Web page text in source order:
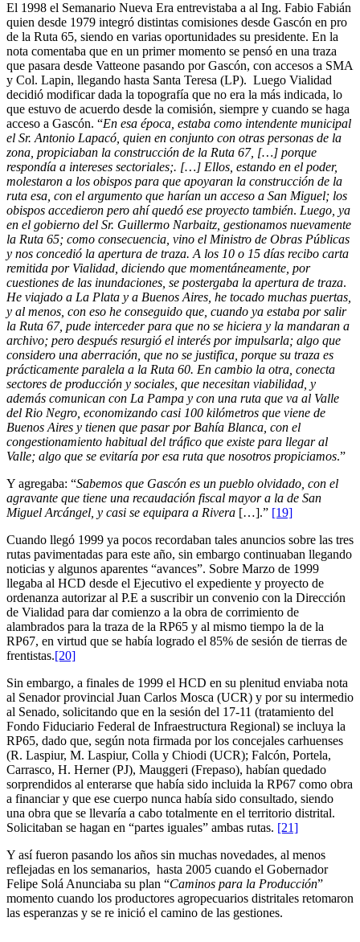
El 1998 el Semanario Nueva Era entrevistaba a al Ing. Fabio Fabián
quien desde 1979 integró distintas comisiones desde Gascón en pro
de la Ruta 65, siendo en varias oportunidades su presidente. En la
nota comentaba que en un primer momento se pensó en una traza
que pasara desde Vatteone pasando por Gascón, con accesos a SMA
y Col. Lapin, llegando hasta Santa Teresa (LP). Luego Vialidad
decidió modificar dada la topografía que no era la más indicada, lo
que estuvo de acuerdo desde la comisión, siempre y cuando se haga
acceso a Gascón. “En esa época, estaba como intendente municipal
el Sr. Antonio Lapacó, quien en conjunto con otras personas de la
zona, propiciaban la construcción de la Ruta 67, […] porque
respondía a intereses sectoriales;. […] Ellos, estando en el poder,
molestaron a los obispos para que apoyaran la construcción de la
ruta esa, con el argumento que harían un acceso a San Miguel; los
obispos accedieron pero ahí quedó ese proyecto también. Luego, ya
en el gobierno del Sr. Guillermo Narbaitz, gestionamos nuevamente
la Ruta 65; como consecuencia, vino el Ministro de Obras Públicas
y nos concedió la apertura de traza. A los 10 o 15 días recibo carta
remitida por Vialidad, diciendo que momentáneamente, por
cuestiones de las inundaciones, se postergaba la apertura de traza.
He viajado a La Plata y a Buenos Aires, he tocado muchas puertas,
y al menos, con eso he conseguido que, cuando ya estaba por salir
la Ruta 67, pude interceder para que no se hiciera y la mandaran a
archivo; pero después resurgió el interés por impulsarla; algo que
considero una aberración, que no se justifica, porque su traza es
prácticamente paralela a la Ruta 60. En cambio la otra, conecta
sectores de producción y sociales, que necesitan viabilidad, y
además comunican con La Pampa y con una ruta que va al Valle
del Rio Negro, economizando casi 100 kilómetros que viene de
Buenos Aires y tienen que pasar por Bahía Blanca, con el
congestionamiento habitual del tráfico que existe para llegar al
Valle; algo que se evitaría por esa ruta que nosotros propiciamos.”
Y agregaba: “Sabemos que Gascón es un pueblo olvidado, con el
agravante que tiene una recaudación fiscal mayor a la de San
Miguel Arcángel, y casi se equipara a Rivera […].” [19]
Cuando llegó 1999 ya pocos recordaban tales anuncios sobre las tres
rutas pavimentadas para este año, sin embargo continuaban llegando
noticias y algunos aparentes “avances”. Sobre Marzo de 1999
llegaba al HCD desde el Ejecutivo el expediente y proyecto de
ordenanza autorizar al P.E a suscribir un convenio con la Dirección
de Vialidad para dar comienzo a la obra de corrimiento de
alambrados para la traza de la RP65 y al mismo tiempo la de la
RP67, en virtud que se había logrado el 85% de sesión de tierras de
frentistas.[20]
Sin embargo, a finales de 1999 el HCD en su plenitud enviaba nota
al Senador provincial Juan Carlos Mosca (UCR) y por su intermedio
al Senado, solicitando que en la sesión del 17-11 (tratamiento del
Fondo Fiduciario Federal de Infraestructura Regional) se incluya la
RP65, dado que, según nota firmada por los concejales carhuenses
(R. Laspiur, M. Laspiur, Colla y Chiodi (UCR); Falcón, Portela,
Carrasco, H. Herner (PJ), Mauggeri (Frepaso), habían quedado
sorprendidos al enterarse que había sido incluida la RP67 como obra
a financiar y que ese cuerpo nunca había sido consultado, siendo
una obra que se llevaría a cabo totalmente en el territorio distrital.
Solicitaban se hagan en “partes iguales” ambas rutas. [21]
Y así fueron pasando los años sin muchas novedades, al menos
reflejadas en los semanarios, hasta 2005 cuando el Gobernador
Felipe Solá Anunciaba su plan “Caminos para la Producción”
momento cuando los productores agropecuarios distritales retomaron
las esperanzas y se re inició el camino de las gestiones.